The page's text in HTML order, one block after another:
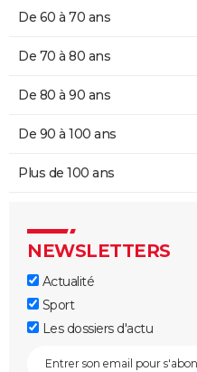
De 60 à 70 ans
De 70 à 80 ans
De 80 à 90 ans
De 90 à 100 ans
Plus de 100 ans
NEWSLETTERS
Actualité
Sport
Les dossiers d'actu